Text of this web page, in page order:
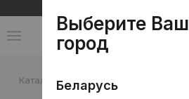
Каталог -
Выберите Ваш
город
Беларусь